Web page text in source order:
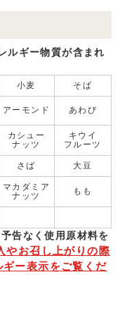
ルギー物質が含まれ
小麦 そば
アーモンド あわび
カシュー
ナッツ
キウイ
フルーツ
さば 大豆
マカダミア
ナッツ
もも
告なく使⽤原材料を
やお召し上がりの際
ー表示をご覧くだ